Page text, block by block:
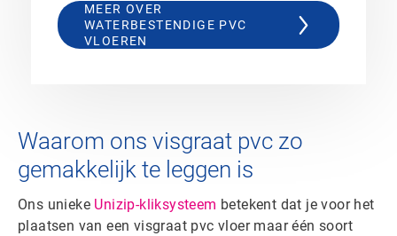
MEER OVER
WATERBESTENDIGE PVC
VLOEREN
Waarom ons visgraat pvc zo
gemakkelijk te leggen is
Ons unieke Unizip-kliksysteem betekent dat je voor het
plaatsen van een visgraat pvc vloer maar één soort